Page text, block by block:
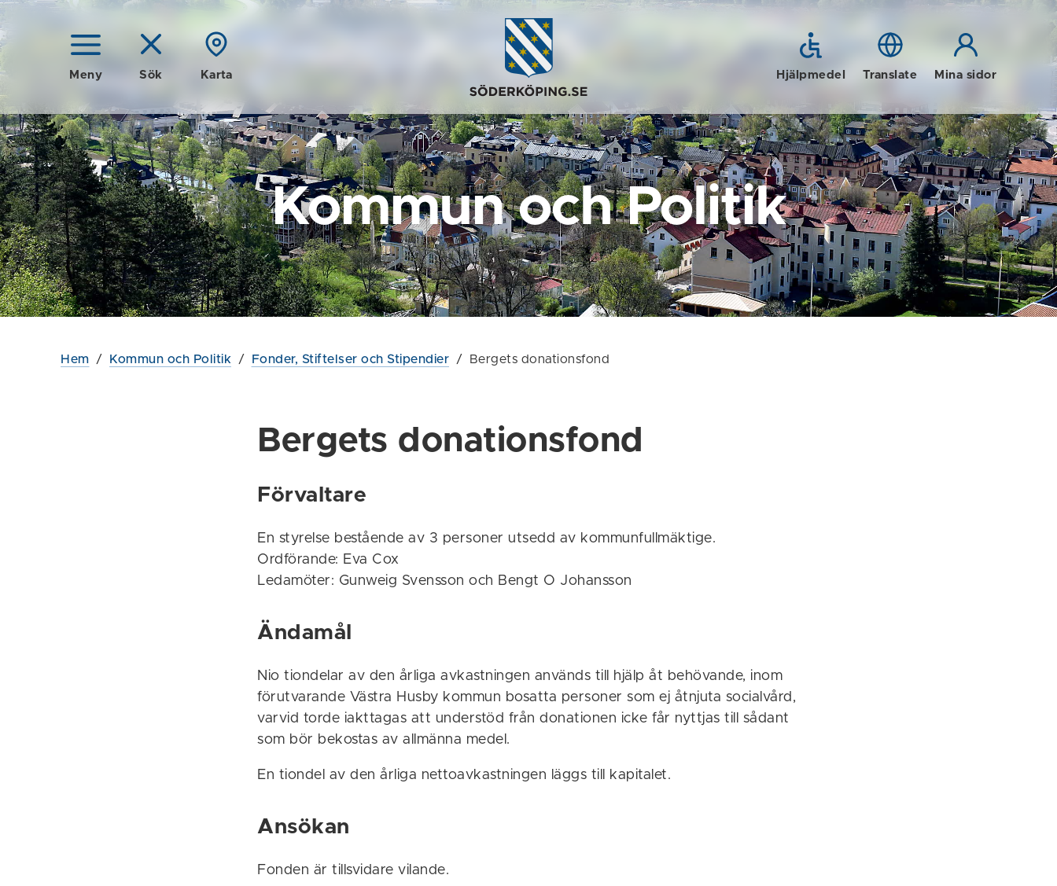
Meny Sök Karta Hjälpmedel Translate Mina sidor
Kommun och Politik
Hem / Kommun och Politik / Fonder, Stiftelser och Stipendier / Bergets donationsfond
Bergets donationsfond
Förvaltare
En styrelse bestående av 3 personer utsedd av kommunfullmäktige.
Ordförande: Eva Cox
Ledamöter: Gunweig Svensson och Bengt O Johansson
Ändamål
Nio tiondelar av den årliga avkastningen används till hjälp åt behövande, inom
förutvarande Västra Husby kommun bosatta personer som ej åtnjuta socialvård,
varvid torde iakttagas att understöd från donationen icke får nyttjas till sådant
som bör bekostas av allmänna medel.
En tiondel av den årliga nettoavkastningen läggs till kapitalet.
Ansökan
Fonden är tillsvidare vilande.